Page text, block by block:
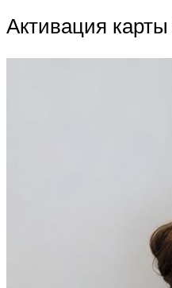
Активация